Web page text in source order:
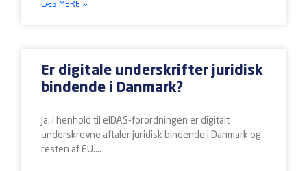
LÆS MERE »
Er digitale underskrifter juridisk
bindende i Danmark?
Ja, i henhold til eIDAS-forordningen er digitalt
underskrevne aftaler juridisk bindende i Danmark og
resten af EU.